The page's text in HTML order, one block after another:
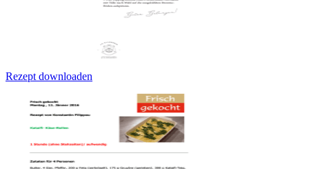
Rezept downloaden